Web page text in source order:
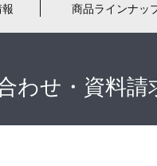
商品ラインナッ
わせ・資料請